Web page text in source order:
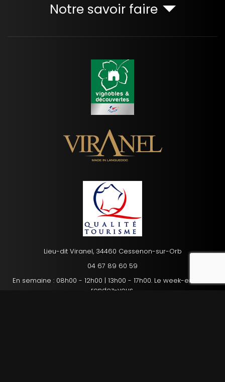
Notre savoir faire
Lieu-dit Viranel, 34460 Cessenon-sur-Orb
04 67 89 60 59
En semaine : 08h00 - 12h00 | 13h00 - 17h00. Le week-end : sur
rendez-vous.